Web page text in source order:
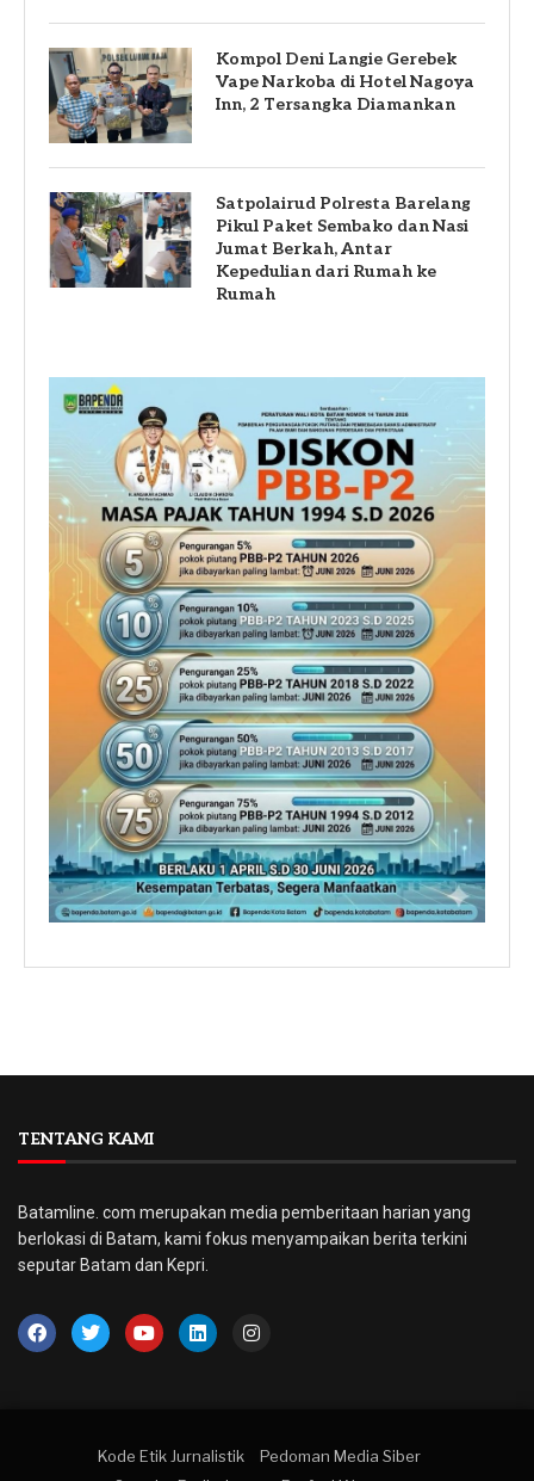
Kompol Deni Langie Gerebek
Vape Narkoba di Hotel Nagoya
Inn, 2 Tersangka Diamankan
Satpolairud Polresta Barelang
Pikul Paket Sembako dan Nasi
Jumat Berkah, Antar
Kepedulian dari Rumah ke
Rumah
TENTANG KAMI
Batamline. com merupakan media pemberitaan harian yang
berlokasi di Batam, kami fokus menyampaikan berita terkini
seputar Batam dan Kepri.
Kode Etik Jurnalistik
Pedoman Media Siber